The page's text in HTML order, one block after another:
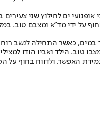
על ידי מד"א ומצבם טוב.
טוב. הילד ואביו הודו
האפשר, ולדווח בחוף